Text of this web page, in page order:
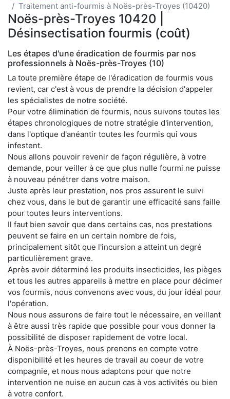
Traitement anti-fourmis à Noës-près-Troyes (10420)
Noës-près-Troyes 10420 |
Désinsectisation fourmis (coût)
Les étapes d'une éradication de fourmis par nos
professionnels à Noës-près-Troyes (10)
La toute première étape de l'éradication de fourmis vous
revient, car c'est à vous de prendre la décision d'appeler
les spécialistes de notre société.
Pour votre élimination de fourmis, nous suivons toutes les
étapes chronologiques de notre stratégie d'intervention,
dans l'optique d'anéantir toutes les fourmis qui vous
infestent.
Nous allons pouvoir revenir de façon régulière, à votre
demande, pour veiller à ce que plus nulle fourmi ne puisse
à nouveau pénétrer dans votre maison.
Juste après leur prestation, nos pros assurent le suivi
chez vous, dans le but de garantir une efficacité sans faille
pour toutes leurs interventions.
Il faut bien savoir que dans certains cas, nos prestations
peuvent se faire en un certain nombre de fois,
principalement sitôt que l'incursion a atteint un degré
particulièrement grave.
Après avoir déterminé les produits insecticides, les pièges
et tous les autres appareils à mettre en place pour décimer
vos fourmis, nous convenons avec vous, du jour idéal pour
l'opération.
Nous nous assurons de faire tout le nécessaire, en veillant
à être aussi très rapide que possible pour vous donner la
possibilité de disposer rapidement de votre local.
À Noës-près-Troyes, nous prenons en compte votre
disponibilité et les heures de travail au coeur de votre
compagnie, et nous nous adaptons pour que notre
intervention ne nuise en aucun cas à vos activités ou bien
à votre confort.